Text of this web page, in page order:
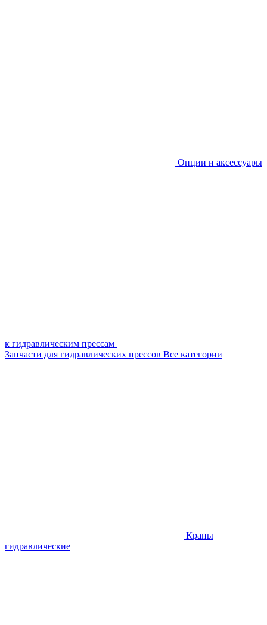
Опции и аксессуары
к гидравлическим прессам
Запчасти для гидравлических прессов Все категории
Краны
гидравлические